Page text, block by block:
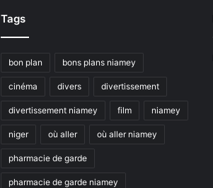
Tags
bon plan bons plans niamey
cinéma divers divertissement
divertissement niamey film niamey
niger où aller où aller niamey
pharmacie de garde
pharmacie de garde niamey